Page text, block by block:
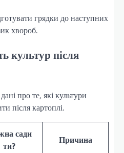
грядки до наступних
хвороб.
культур після
про те, які культури
після картоплі.
сади
ти?
Причина